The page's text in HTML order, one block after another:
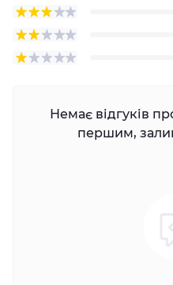
Немає відгуків
першим,